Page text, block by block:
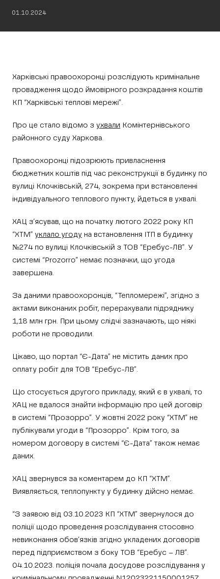
01.10.2024
Харківські правоохоронці розслідують кримінальне
провадження щодо ймовірного розкрадання коштів
КП “Харківські теплові мережі”.
Про це стало відомо з ухвали Комінтернівського
районного суду Харкова.
Правоохоронці підозрюють привласнення
бюджетних коштів під час реконструкції в будинку по
вулиці Клочківській, 274, зокрема при встановленні
індивідуального теплового пункту, йдеться в ухвалі.
ХАЦ з’ясував, що на початку лютого 2022 року КП
“ХТМ” уклало угоду на встановлення ІТП в будинку
№274 по вулиці Клочківській з ТОВ “Еребус-ЛВ”. У
системі “Prozorro” немає позначки, що угода
завершена.
За даними правоохоронців, “Тепломережі”, згідно з
актами виконаних робіт, перерахували підряднику
1,18 млн грн. При цьому слідчі зазначають, що ніякі
роботи не проводили.
Цікаво, що портал “Є-Дата” не містить даних про
оплату робіт для ТОВ “Еребус-ЛВ”.
Що стосується другого прикладу, який є в ухвалі, то
ХАЦ не вдалося знайти інформацію про цей договір
в системі “Прозорро”. У жовтні 2022 року “ХТМ” не
публікували угоди в “Прозорро”. Крім того, за
номером договору в системі “Є-Дата” також немає
даних.
ХАЦ звернувся за коментарем до КП “ХТМ”.
Виявляється, теплопункту у будинку дійсно немає.
“З заявою від 03.10.2023 КП “ХТМ” звернулося до
поліції щодо проведення розслідування стосовно
невиконання обов’язків згідно укладених договорів
перед підприємством з боку ТОВ “Еребус – ЛВ”.
04.10.2023. поліція почала досудове розслідування у